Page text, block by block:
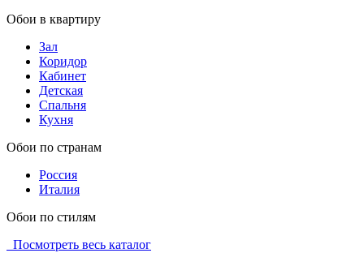
Обои в квартиру
Зал
Коридор
Кабинет
Детская
Спальня
Кухня
Обои по странам
Россия
Италия
Обои по стилям
Посмотреть весь каталог